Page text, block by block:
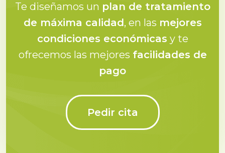
Te diseñamos un plan de tratamiento
de máxima calidad, en las mejores
condiciones económicas y te
ofrecemos las mejores facilidades de
pago
Pedir cita